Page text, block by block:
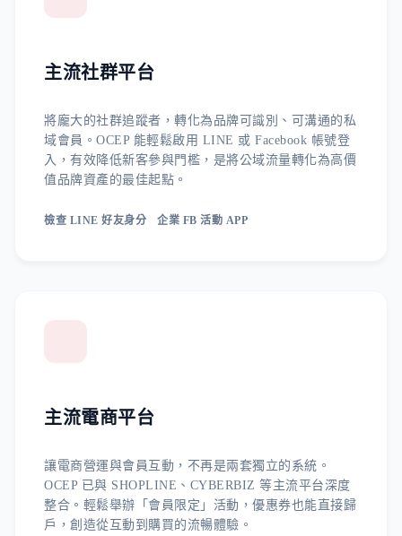
主流社群平台
將龐大的社群追蹤者，轉化為品牌可識別、可溝通的私
域會員。OCEP 能輕鬆啟用 LINE 或 Facebook 帳號登
入，有效降低新客參與門檻，是將公域流量轉化為高價
值品牌資產的最佳起點。
檢查 LINE 好友身分 企業 FB 活動 APP
主流電商平台
讓電商營運與會員互動，不再是兩套獨立的系統。
OCEP 已與 SHOPLINE、CYBERBIZ 等主流平台深度
整合。輕鬆舉辦「會員限定」活動，優惠券也能直接歸
戶，創造從互動到購買的流暢體驗。